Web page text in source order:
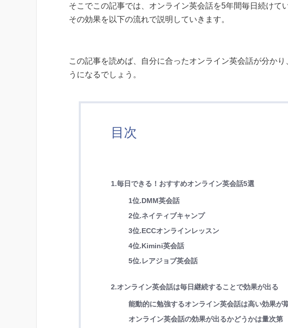
そこでこの記事では、オンライン英会話を5年間毎日続けて
その効果を以下の流れで説明していきます。
この記事を読めば、自分に合ったオンライン英会話が分か
うになるでしょう。
目次
1.毎日できる！おすすめオンライン英会話5選
1位.DMM英会話
2位.ネイティブキャンプ
3位.ECCオンラインレッスン
4位.Kimini英会話
5位.レアジョブ英会話
2.オンライン英会話は毎日継続することで効果が出る
能動的に勉強するオンライン英会話は高い効果が
オンライン英会話の効果が出るかどうかは量次第